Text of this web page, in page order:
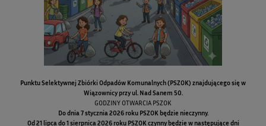
Życie kulturalne
GOWiR Radawa
Punktu Selektywnej Zbiórki Odpadów Komunalnych (PSZOK) znajdującego się w
Wiązownicy przy ul. Nad Sanem 50.
GODZINY OTWARCIA PSZOK
Do dnia 7 stycznia 2026 roku PSZOK będzie nieczynny.
Od 21 lipca do 1 sierpnica 2026 roku PSZOK czynny będzie w następujące dni